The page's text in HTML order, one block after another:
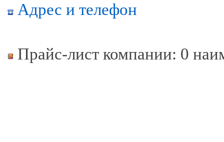
Адрес и телефон
Прайс-лист компании: 0